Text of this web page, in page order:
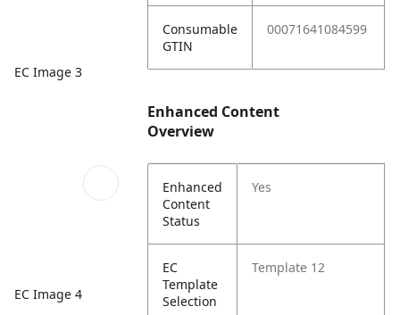
EC Image 3
EC Image 4
Consumable
GTIN
00071641084599
Enhanced Content
Overview
Enhanced
Content
Status
Yes
EC
Template
Selection
Template 12